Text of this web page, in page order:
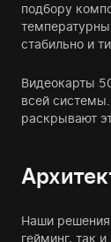
подбору
стабильно и
Видеокарты
всей
раскрывают
Наши решения
гейминг, так